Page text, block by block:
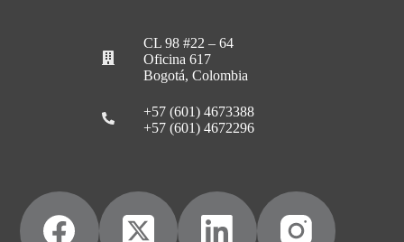
CL 98 #22 – 64
Oficina 617
Bogotá, Colombia
+57 (601) 4673388
+57 (601) 4672296